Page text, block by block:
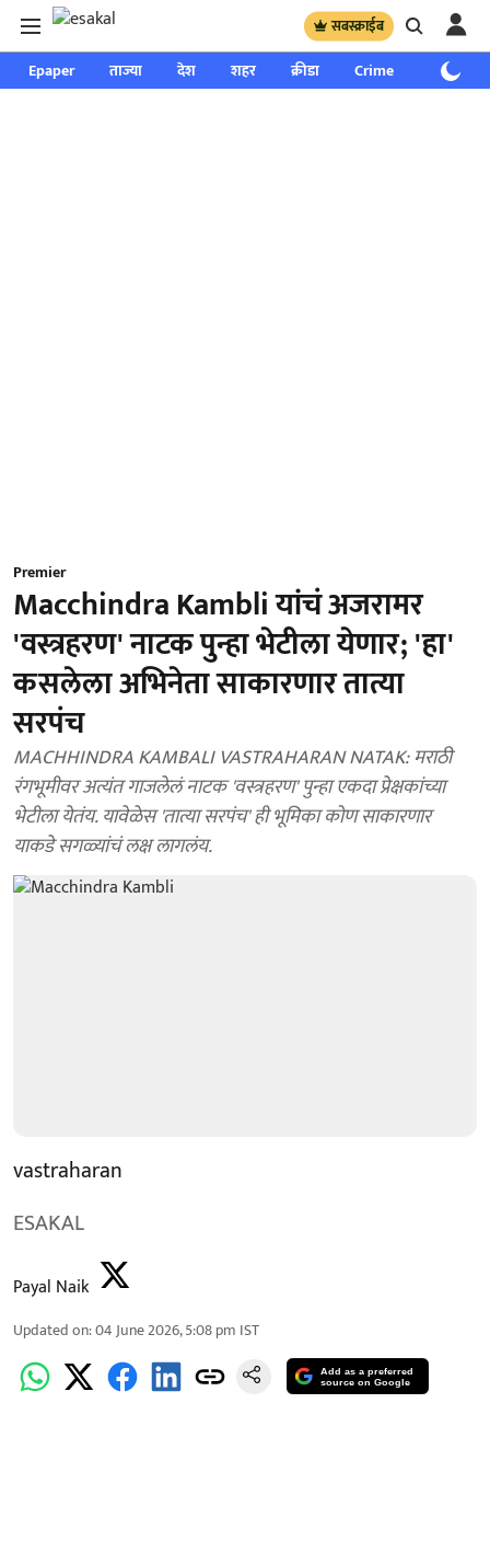
सबस्क्राईब
Epaper ताज्या देश शहर क्रीडा Crime साप्ताहिक
Premier
Macchindra Kambli यांचं अजरामर
'वस्त्रहरण' नाटक पुन्हा भेटीला येणार; 'हा'
कसलेला अभिनेता साकारणार तात्या
सरपंच
MACHHINDRA KAMBALI VASTRAHARAN NATAK: मराठी
रंगभूमीवर अत्यंत गाजलेलं नाटक 'वस्त्रहरण' पुन्हा एकदा प्रेक्षकांच्या
भेटीला येतंय. यावेळेस 'तात्या सरपंच' ही भूमिका कोण साकारणार
याकडे सगळ्यांचं लक्ष लागलंय.
vastraharan
ESAKAL
Payal Naik
Updated on:04 June 2026, 5:08 pm IST
Add as a preferred
source on Google